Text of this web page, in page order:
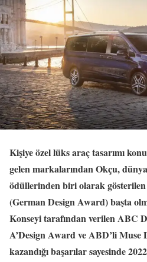
Kişiye özel lüks araç tasarımı
gelen markalarından Okçu,
ödüllerinden biri olarak
(German Design Award) başta
Konseyi tarafından verilen ABC
A’Design Award ve ABD’li Muse
kazandığı başarılar sayesinde